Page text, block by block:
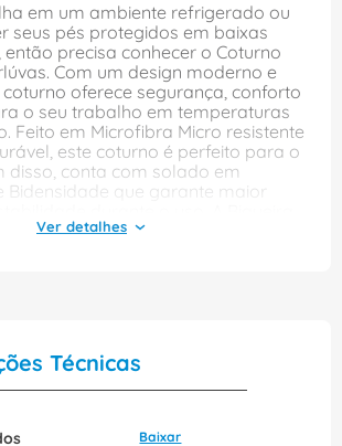
em um ambiente refrigerado ou
seus pés protegidos em baixas
precisa conhecer o Coturno
Com um design moderno e
oferece segurança, conforto
o seu trabalho em temperaturas
Feito em Microfibra Micro resistente
este coturno é perfeito para o
disso, conta com solado em
Bidensidade que garante maior
Branca oferecem proteção
opção para quem trabalha na
ou em qualquer outra
proteção em ambientes frios.
70C32FRIPDGBPHIDRO e
Técnicas
Baixar